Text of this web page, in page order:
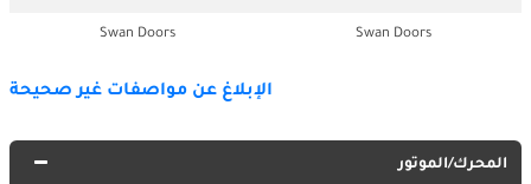
Swan Doors
Swan Doors
الإبلاغ عن مواصفات غير صحيحة
المحرك/الموتور